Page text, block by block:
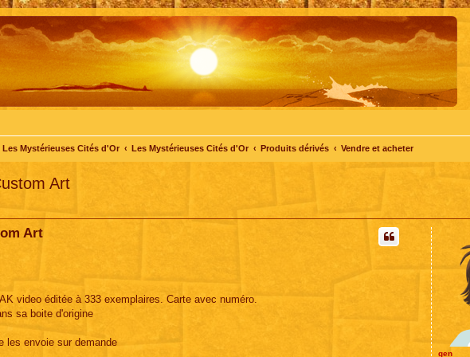
Les Mystérieuses Cités d'Or Les Mystérieuses Cités d'Or Produits dérivés Vendre et acheter
Art
gen
Art
video éditée à 333 exemplaires. Carte avec numéro.
sa boite d'origine
les envoie sur demande